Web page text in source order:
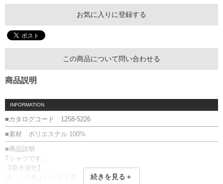
お気に入りに登録する
この商品について問い合わせる
商品説明
INFORMATION
■カタログコード 1258-5226
■素材 ポリエステル 100%
■商品説明
Tシャツです。
【吸水速乾】
続きを見る＋